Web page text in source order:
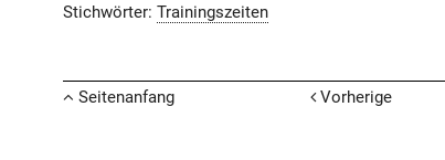
Stichwörter: Trainingszeiten
Seitenanfang Vorherige